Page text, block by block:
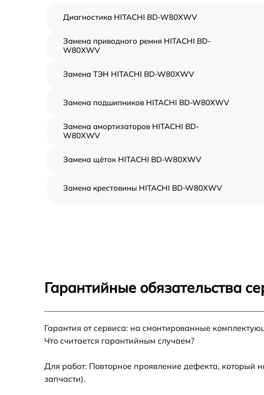
Диагностика HITACHI BD-W80XWV
Замена приводного ремня HITACHI BD-
W80XWV
Замена ТЭН HITACHI BD-W80XWV
Замена подшипников HITACHI BD-W80XWV
Замена амортизаторов HITACHI BD-
W80XWV
Замена щёток HITACHI BD-W80XWV
Замена крестовины HITACHI BD-W80XWV
Замена УБЛ HITACHI BD-W80XWV
BD-W80XWV
Замена сливного шланга HITACHI BD-
Гарантийные обязательства
Гарантия от сервиса: на смонтированные
Что считается гарантийным случаем?
Для работ: Повторное проявление дефекта, который
запчасти).